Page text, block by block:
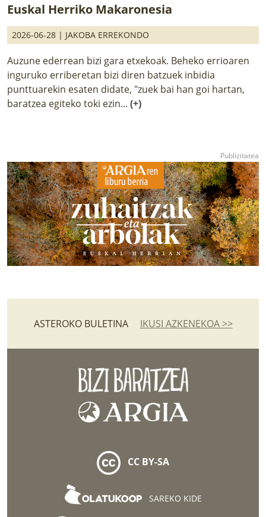
Euskal Herriko Makaronesia
2026-06-28 | JAKOBA ERREKONDO
Auzune ederrean bizi gara etxekoak. Beheko errioaren
inguruko erriberetan bizi diren batzuek inbidia
punttuarekin esaten didate, "zuek bai han goi hartan,
baratzea egiteko toki ezin... (+)
ASTEROKO BULETINA IKUSI AZKENEKOA >>
CC BY-SA
SAREKO KIDE